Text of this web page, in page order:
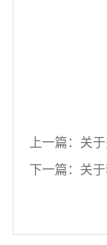
上一篇：关
下一篇：关